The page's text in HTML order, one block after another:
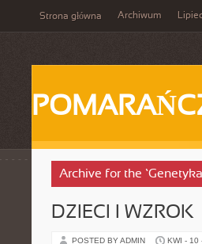
Strona główna Archiwum
Archive for the
DZIECI I WZROK
POSTED BY ADMIN KWI - 10